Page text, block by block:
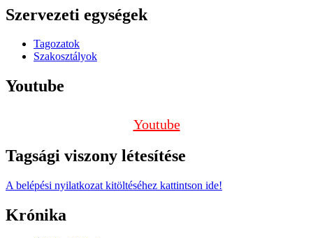
Szervezeti egységek
Tagozatok
Szakosztályok
Youtube
Youtube
Tagsági viszony létesítése
A belépési nyilatkozat kitöltéséhez kattintson ide!
Krónika